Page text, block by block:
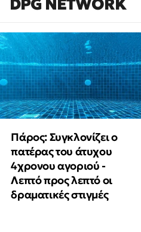
DPG NETWORK
Πάρος: Συγκλονίζει ο
πατέρας του άτυχου
4χρονου αγοριού -
Λεπτό προς λεπτό οι
δραματικές στιγμές